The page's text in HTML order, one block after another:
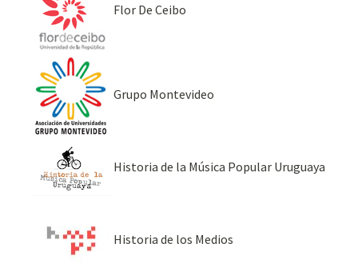
Flor De Ceibo
Grupo Montevideo
Historia de la Música Popular Uruguaya
Historia de los Medios